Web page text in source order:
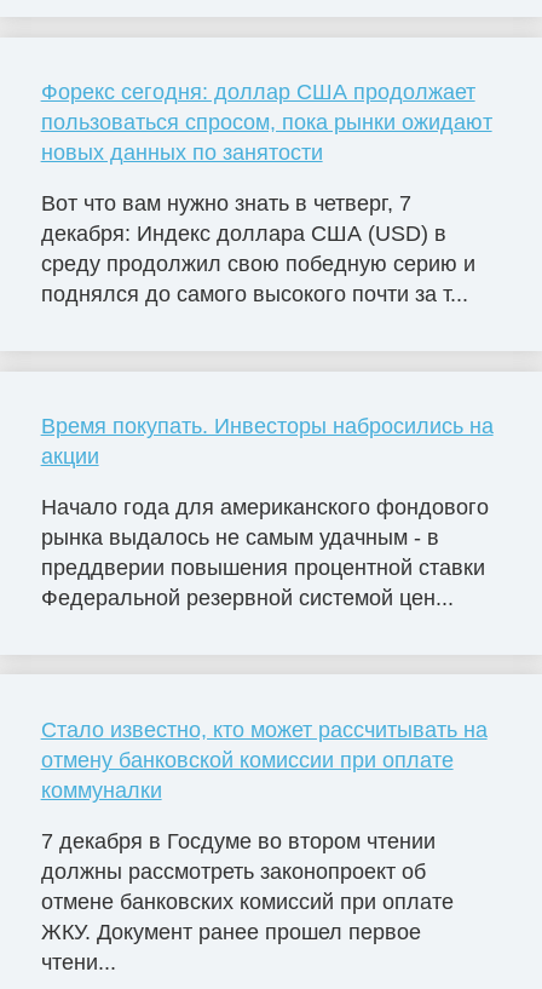
Форекс сегодня: доллар США продолжает
пользоваться спросом, пока рынки ожидают
новых данных по занятости
Вот что вам нужно знать в четверг, 7
декабря: Индекс доллара США (USD) в
среду продолжил свою победную серию и
поднялся до самого высокого почти за т...
Время покупать. Инвесторы набросились на
акции
Начало года для американского фондового
рынка выдалось не самым удачным - в
преддверии повышения процентной ставки
Федеральной резервной системой цен...
Стало известно, кто может рассчитывать на
отмену банковской комиссии при оплате
коммуналки
7 декабря в Госдуме во втором чтении
должны рассмотреть законопроект об
отмене банковских комиссий при оплате
ЖКУ. Документ ранее прошел первое
чтени...